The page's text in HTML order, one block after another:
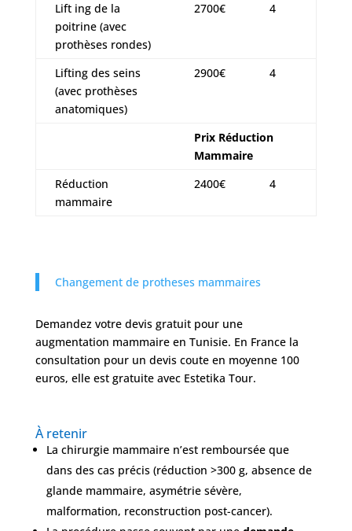
Lift ing de la
poitrine (avec
prothèses rondes)
2700€ 4
Lifting des seins
(avec prothèses
anatomiques)
2900€ 4
Prix Réduction
Mammaire
Réduction
mammaire
2400€ 4
Changement de protheses mammaires
Demandez votre devis gratuit pour une
augmentation mammaire en Tunisie. En France la
consultation pour un devis coute en moyenne 100
euros, elle est gratuite avec Estetika Tour.
À retenir
La chirurgie mammaire n’est remboursée que
dans des cas précis (réduction >300 g, absence de
glande mammaire, asymétrie sévère,
malformation, reconstruction post-cancer).